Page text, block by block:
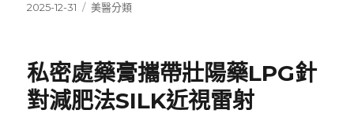
發
2025-12-31
分
美醫分類
私密處藥膏攜帶壯陽藥LPG針
對減肥法SILK近視雷射